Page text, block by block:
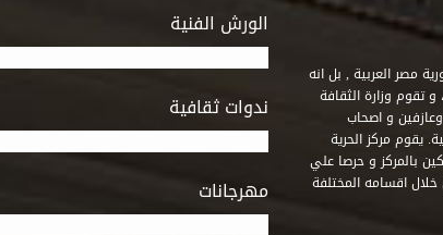
الورش الفنية
ندوات ثقافية
مهرجانات
مصر العربية , بل انه
تقوم وزارة الثقافة
وعازفين و اصحاب
يقوم مركز الحرية
بالمركز و حرصا علي
خلال اقسامه المختلفة